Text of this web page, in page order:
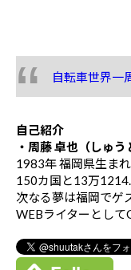
自転車世界一
自己紹介
・周藤 卓也（しゅう
1983年 福岡県生まれ
150カ国と13万
次なる夢は福岡でゲ
WEBライターとし